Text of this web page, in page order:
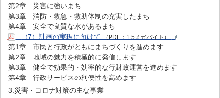
第2章 災害に強いまち
第3章 消防・救急・救助体制の充実したまち
第4章 安全で良質な水があるまち
（7）計画の実現に向けて
（PDF：1.5メガバイト）
第1章 市民と行政がともにまちづくりを進めます
第2章 地域の魅力を積極的に発信します
第3章 健全で効果的・効率的な行財政運営を進めます
第4章 行政サービスの利便性を高めます
3.災害・コロナ対策の主な事業